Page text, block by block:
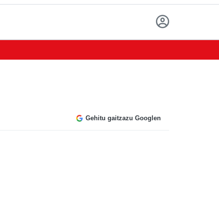
Gehitu gaitzazu Googlen